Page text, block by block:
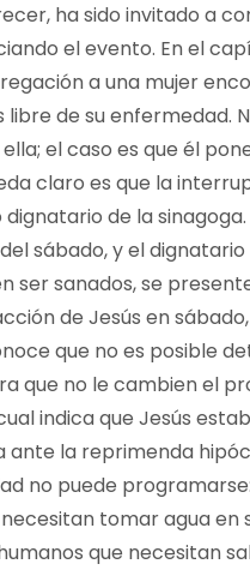
ha sido invitado a
el evento. En el
a una mujer
de su enfermedad.
el caso es que él
claro es que la
de la
sábado, y el
ser sanados, se
de Jesús en
que no es posible
que no le cambien el
indica que Jesús
ante la reprimenda
no puede
tomar agua en
que necesitan